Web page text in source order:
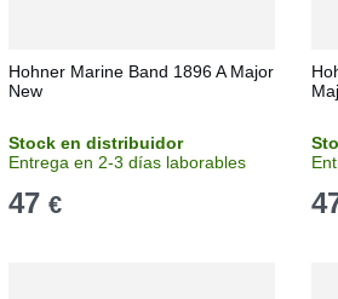
Hohner Marine Band 1896 A Major
New
Stock en distribuidor
Entrega en 2-3 días laborables
47 €